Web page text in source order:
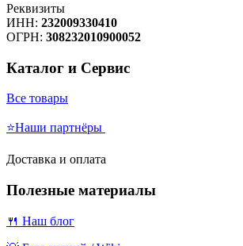
Реквизиты
ИНН: 232009330410
ОГРН: 308232010900052
Каталог и Сервис
Все товары
⭐Наши партнёры
Доставка и оплата
Полезные материалы
🍴 Наш блог